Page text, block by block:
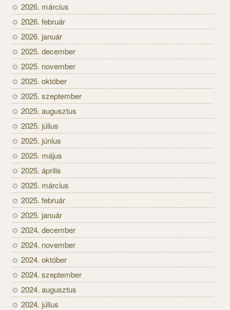
2026. március
2026. február
2026. január
2025. december
2025. november
2025. október
2025. szeptember
2025. augusztus
2025. július
2025. június
2025. május
2025. április
2025. március
2025. február
2025. január
2024. december
2024. november
2024. október
2024. szeptember
2024. augusztus
2024. július